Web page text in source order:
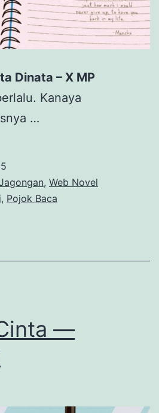
Dinata – X MP
Kanaya
…
, Web Novel
, Pojok Baca
—